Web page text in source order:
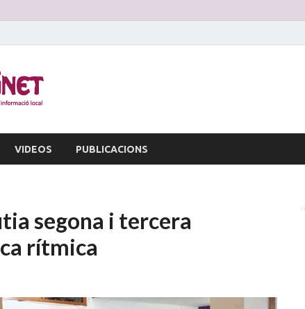
VIDEOS PUBLICACIONS
segona i tercera
rítmica